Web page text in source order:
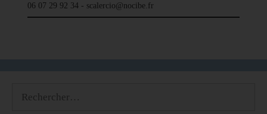
06 07 29 92 34 - scalercio@nocibe.fr